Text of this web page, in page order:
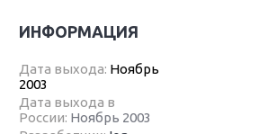
ИНФОРМАЦИЯ
Дата выхода: Ноябрь
2003
Дата выхода в
России: Ноябрь 2003